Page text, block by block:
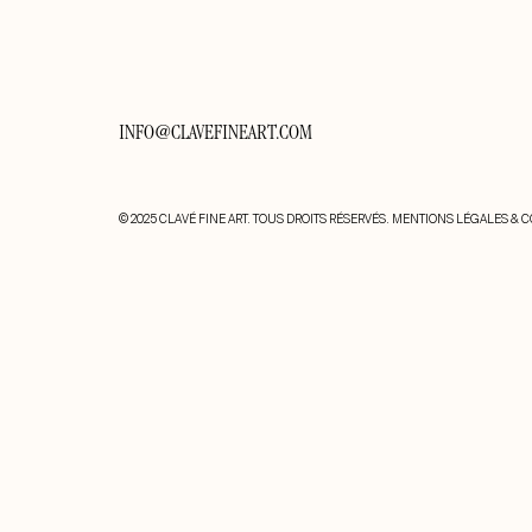
INFO@CLAVEFINEART.COM
© 2025 CLAVÉ FINE ART. TOUS DROITS RÉSERVÉS. MENTIONS LÉGALES &